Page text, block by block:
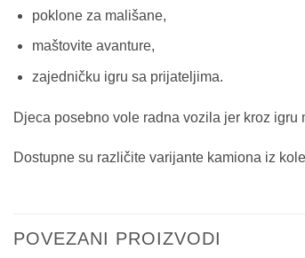
poklone za mališane,
maštovite avanture,
zajedničku igru sa prijateljima.
Djeca posebno vole radna vozila jer kroz
Dostupne su različite varijante kamiona iz
POVEZANI PROIZVODI